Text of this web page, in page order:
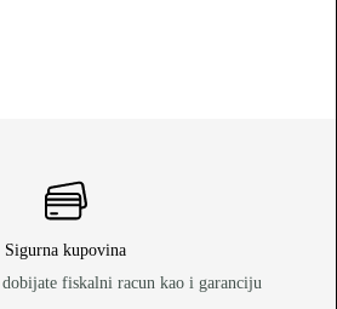
Sigurna kupovina
fiskalni racun kao i garanciju